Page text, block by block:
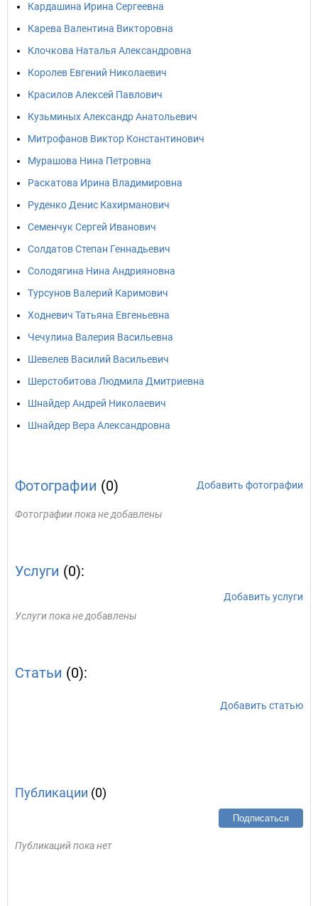
Кардашина Ирина Сергеевна
Карева Валентина Викторовна
Клочкова Наталья Александровна
Королев Евгений Николаевич
Красилов Алексей Павлович
Кузьминых Александр Анатольевич
Митрофанов Виктор Константинович
Мурашова Нина Петровна
Раскатова Ирина Владимировна
Руденко Денис Кахирманович
Семенчук Сергей Иванович
Солдатов Степан Геннадьевич
Солодягина Нина Андрияновна
Турсунов Валерий Каримович
Ходневич Татьяна Евгеньевна
Чечулина Валерия Васильевна
Шевелев Василий Васильевич
Шерстобитова Людмила Дмитриевна
Шнайдер Андрей Николаевич
Шнайдер Вера Александровна
Фотографии (0) Добавить фотографии
Фотографии пока не добавлены
Услуги (0):
Добавить услуги
Услуги пока не добавлены
Статьи (0):
Добавить статью
Публикации (0)
Подписаться
Публикаций пока нет